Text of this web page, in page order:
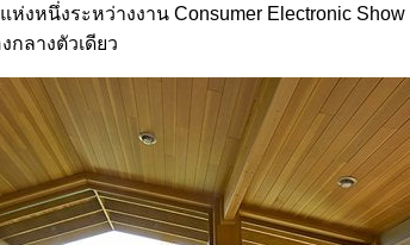
งหนึ่งระหว่างงาน Consumer Electronic
ลางตัวเดียว